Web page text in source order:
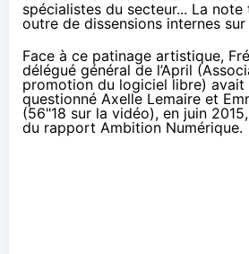
spécialistes du secteur... La
outre de dissensions internes
Face à ce patinage artistique,
délégué général de l’April
promotion du logiciel libre) avait
questionné Axelle Lemaire et
(56"18 sur la vidéo), en juin
du rapport Ambition Numérique.